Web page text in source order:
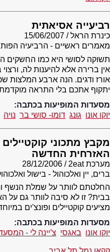
רביעייה אסיאתית
כינרת הראל
15/06/2007
מאמרים ראשיים - הרביעיה
תשוקה לסושי היא כמו החשקים
אין ברירה אלא להיענות לה,
אורז ודגים. הנה ארבע המלצות
יתקוף אתכם בלי התראה
מסעדות המופיעות בכתבה:
יוקו אונו גונג דומו- סושי בר נויה
מקבץ מתכוני
האזרחית החדשה
מערכת 2eat
28/12/2006
ברים, יין ואלכוהול - בישול
החלטתם לוותר על שמלת הנשף
בבית? זו לא סיבה לוותר גם על
מציעים קוקטיילים ופונצ'ים
מסעדות המופיעות בכתבה:
יוקו אונו באגסי צ'יינה לי -